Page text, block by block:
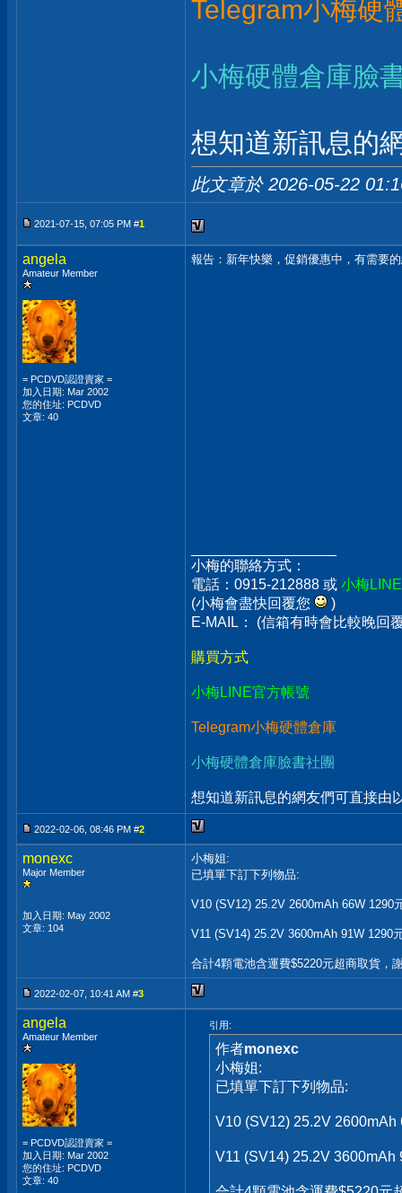
Telegram小梅硬
小梅硬體倉庫臉
想知道新訊息的
此文章於 2026-05-22
2021-07-15, 07:05 PM #1
angela
Amateur Member
= PCDVD認證賣家 =
加入日期: Mar 2002
您的住址: PCDVD
文章: 40
報告：新年快樂，促銷優惠中，有需要
小梅的聯絡方式：
電話：0915-212888 或 小梅
(小梅會盡快回覆您
)
E-MAIL： (信箱有時會比較晚回
購買方式
小梅LINE官方帳號
Telegram小梅硬體倉庫
小梅硬體倉庫臉書社團
想知道新訊息的網友們可直接由
2022-02-06, 08:46 PM #2
monexc
Major Member
加入日期: May 2002
文章: 104
小梅姐:
已填單下訂下列物品:
V10 (SV12) 25.2V 2600mAh 66W 1290
V11 (SV14) 25.2V 3600mAh 91W 1290
合計4顆電池含運費$5220元超商取貨，
2022-02-07, 10:41 AM #3
angela
Amateur Member
= PCDVD認證賣家 =
加入日期: Mar 2002
您的住址: PCDVD
文章: 40
引用:
作者monexc
小梅姐:
已填單下訂下列物品:
V10 (SV12) 25.2V 2600mAh
V11 (SV14) 25.2V 3600mAh